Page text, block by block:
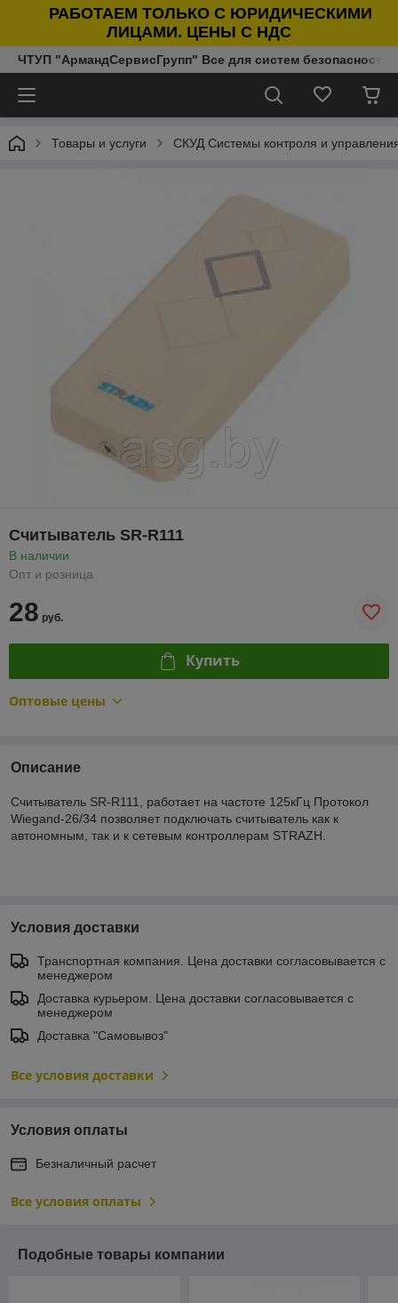
РАБОТАЕМ ТОЛЬКО С ЮРИДИЧЕСКИМИ
ЛИЦАМИ. ЦЕНЫ С НДС
ЧТУП "АрмандСервисГрупп" Все для систем безопасности
Товары и услуги СКУД Системы контроля и
Считыватель SR-R111
В наличии
Опт и розница
28 руб.
Купить
Оптовые цены
Описание
Считыватель SR-R111, работает на частоте 125кГц Протокол
Wiegand-26/34 позволяет подключать считыватель как к
автономным, так и к сетевым контроллерам STRAZH.
Условия доставки
Транспортная компания. Цена доставки согласовывается с
менеджером
Доставка курьером. Цена доставки согласовывается с
менеджером
Доставка "Самовывоз"
Все условия доставки
Условия оплаты
Безналичный расчет
Все условия оплаты
Подобные товары компании